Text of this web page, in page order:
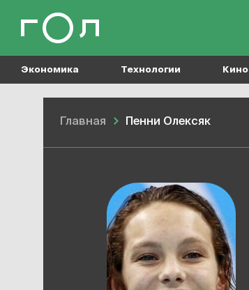
Экономика Технологии Кино
Главная Пенни Олексяк